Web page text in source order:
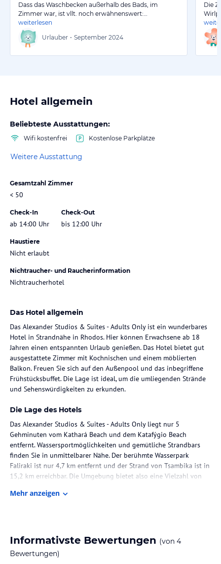
Dass das Waschbecken außerhalb des Bads, im
Zimmer war, ist vllt. noch erwähnenswert:…
weiterlesen
Urlauber • September 2024
Die
Hotel allgemein
Beliebteste Ausstattungen:
Wifi kostenfrei Kostenlose Parkplätze
Weitere Ausstattung
Gesamtzahl Zimmer
< 50
Check-In
ab 14:00 Uhr
Check-Out
bis 12:00 Uhr
Haustiere
Nicht erlaubt
Nichtraucher- und Raucherinformation
Nichtraucherhotel
Das Hotel allgemein
Das Alexander Studios & Suites - Adults Only ist ein wunderbares
Hotel in Strandnähe in Rhodos. Hier können Erwachsene ab 18
Jahren einen entspannten Urlaub genießen. Das Hotel bietet gut
ausgestattete Zimmer mit Kochnischen und einem möblierten
Balkon. Freuen Sie sich auf den Außenpool und das inbegriffene
Frühstücksbuffet. Die Lage ist ideal, um die umliegenden Strände
und Sehenswürdigkeiten zu erkunden.
Die Lage des Hotels
Das Alexander Studios & Suites - Adults Only liegt nur 5
Gehminuten vom Kathará Beach und dem Katafýgio Beach
entfernt. Wassersportmöglichkeiten und gemütliche Strandbars
finden Sie in unmittelbarer Nähe. Der berühmte Wasserpark
Faliraki ist nur 4,7 km entfernt und der Strand von Tsambika ist in
15,2 km erreichbar. Die Umgebung bietet also eine Vielzahl von
Balkon, auf dem Sie entspannen können. Zur Ausstattung gehören
auch ein Flachbildfernseher mit Satellitenempfang und
Mehr anzeigen
Informativste Bewertungen (von 4
Bewertungen)